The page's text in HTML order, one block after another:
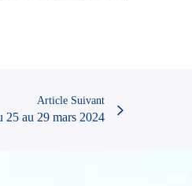
Article Suivant
25 au 29 mars 2024